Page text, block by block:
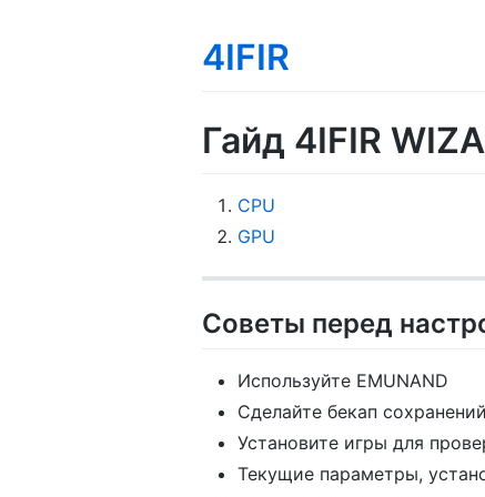
4IFIR
Гайд 4IFIR
CPU
GPU
Советы перед
Используйте EMUNAND
Сделайте бекап сохранений
Установите игры для
Текущие параметры,